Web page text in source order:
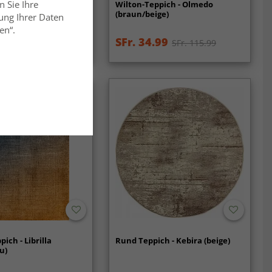
- Daloa (jute)
Wilton-Teppich - Olmedo
(braun/beige)
SFr. 34.99 SFr. 115.99
- Librilla
Rund Teppich - Kebira (beige)
Sie Ihre
Ihrer Daten